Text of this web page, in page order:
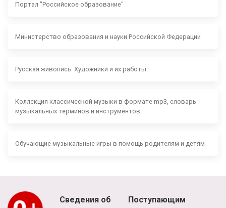
Портал "Российское образование"
Министерство образования и науки Российской Федерации
Русская живопись. Художники и их работы.
Коллекция классической музыки в формате mp3, словарь
музыкальных терминов и инструментов.
Обучающие музыкальные игры в помощь родителям и детям
Сведения об
Поступающим